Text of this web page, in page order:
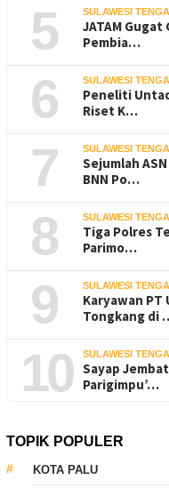
5 SULAWESI
JATAM
Pembia…
6 SULAWESI
Peneliti
Riset K…
7 SULAWESI
Sejumlah
BNN Po…
8 SULAWESI
Tiga Polres
Parimo…
9 SULAWESI
Karyawan PT
Tongkang di
10 SULAWESI
Sayap
Parigimpu’…
TOPIK POPULER
KOTA PALU